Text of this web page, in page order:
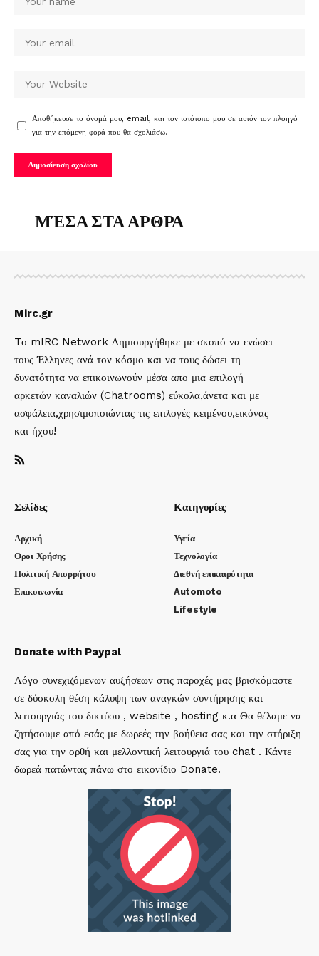
Αποθήκευσε το όνομά μου, email, και τον ιστότοπο μου σε αυτόν τον πλοηγό
για την επόμενη φορά που θα σχολιάσω.
ΜΈΣΑ ΣΤΑ ΑΡΘΡΑ
Mirc.gr
Tο mIRC Network Δημιουργήθηκε με σκοπό να ενώσει
τους Έλληνες ανά τον κόσμο και να τους δώσει τη
δυνατότητα να επικοινωνούν μέσα απο μια επιλογή
αρκετών καναλιών (Chatrooms) εύκολα,άνετα και με
ασφάλεια,χρησιμοποιώντας τις επιλογές κειμένου,εικόνας
και ήχου!
Σελίδες
Αρχική
Οροι Χρήσης
Πολιτική Απορρήτου
Επικοινωνία
Κατηγορίες
Υγεία
Τεχνολογία
Διεθνή επικαιρότητα
Automoto
Lifestyle
Donate with Paypal
Λόγο συνεχιζόμενων αυξήσεων στις παροχές μας βρισκόμαστε
σε δύσκολη θέση κάλυψη των αναγκών συντήρησης και
λειτουργιάς του δικτύου , website , hosting κ.α Θα θέλαμε να
ζητήσουμε από εσάς με δωρεές την βοήθεια σας και την στήριξη
σας για την ορθή και μελλοντική λειτουργιά του chat . Κάντε
δωρεά πατώντας πάνω στο εικονίδιο Donate.